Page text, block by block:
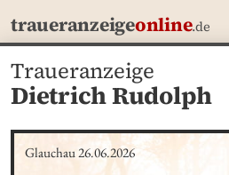
traueranzeigeonline.de
Traueranzeige
Dietrich Rudolph
Glauchau 26.06.2026